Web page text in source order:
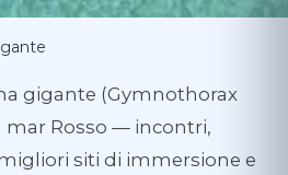
gigante (Gymnothorax
mar Rosso — incontri,
siti di immersione e